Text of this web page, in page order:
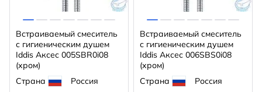
Встраиваемый смеситель
с гигиеническим душем
Iddis Аксес 005SBR0i08
(хром)
Страна
Россия
Встраиваемый смеситель
с гигиеническим душем
Iddis Аксес 006SBS0i08
(хром)
Страна
Россия